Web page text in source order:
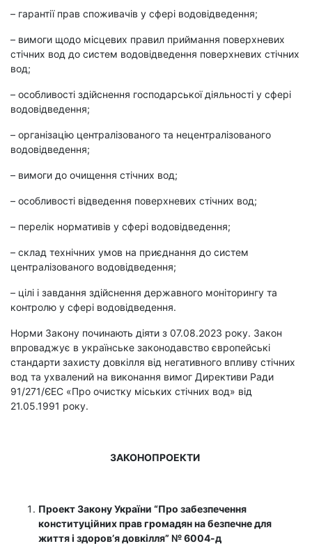
– гарантії прав споживачів у сфері водовідведення;
– вимоги щодо місцевих правил приймання поверхневих
стічних вод до систем водовідведення поверхневих стічних
вод;
– особливості здійснення господарської діяльності у сфері
водовідведення;
– організацію централізованого та нецентралізованого
водовідведення;
– вимоги до очищення стічних вод;
– особливості відведення поверхневих стічних вод;
– перелік нормативів у сфері водовідведення;
– склад технічних умов на приєднання до систем
централізованого водовідведення;
– цілі і завдання здійснення державного моніторингу та
контролю у сфері водовідведення.
Норми Закону починають діяти з 07.08.2023 року. Закон
впроваджує в українське законодавство європейські
стандарти захисту довкілля від негативного впливу стічних
вод та ухвалений на виконання вимог Директиви Ради
91/271/ЄЕС «Про очистку міських стічних вод» від
21.05.1991 року.
ЗАКОНОПРОЕКТИ
Проект Закону України “Про забезпечення
конституційних прав громадян на безпечне для
життя і здоров’я довкілля” №6004-д